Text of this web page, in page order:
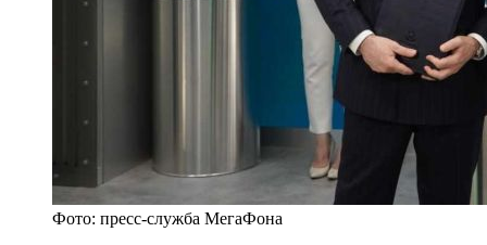
Фото: пресс-служба МегаФона